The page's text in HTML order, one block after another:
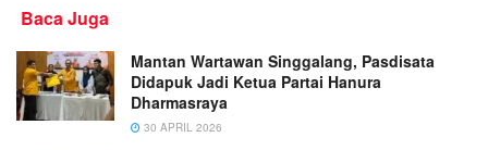
Baca Juga
Mantan Wartawan Singgalang, Pasdisata
Didapuk Jadi Ketua Partai Hanura
Dharmasraya
30 APRIL 2026